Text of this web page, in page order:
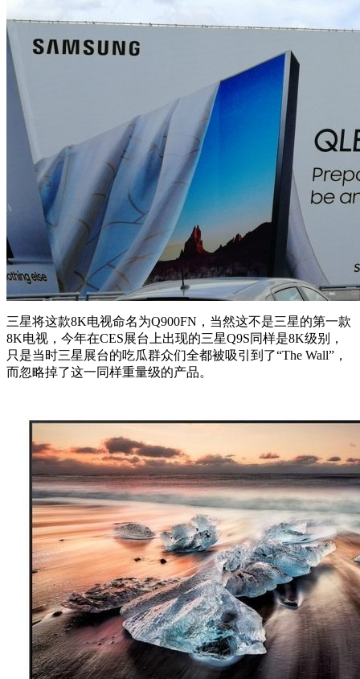
三星将这款8K电视命名为Q900FN，当然这不是三星的第一款
8K电视，今年在CES展台上出现的三星Q9S同样是8K级别，
只是当时三星展台的吃瓜群众们全都被吸引到了“The Wall”，
而忽略掉了这一同样重量级的产品。